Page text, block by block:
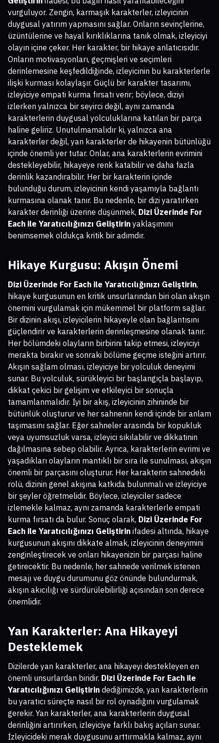
vurguluyor. Zengin, karmaşık karakterler, izleyicinin
duygusal yatırım yapmasını sağlar. Onların sevinçlerine,
üzüntülerine ve hayal kırıklıklarına tanık olmak, izleyiciyi
olayın içine çeker. Her karakter, bir hikaye anlatıcısıdır.
Onların motivasyonları, geçmişleri ve seçimleri
derinlemesine keşfedildiğinde, izleyicinin bu karakterlerle
ilişki kurması kolaylaşır. Güçlü bir karakter tasarımı,
izleyiciye empati kurma fırsatı verir; böylece, diziyi
izlerken yalnızca bir seyirci değil, aynı zamanda
karakterlerin duygusal yolculuklarına katılan bir parça
haline geliriz. Unutulmamalıdır ki, yalnızca ana
karakterler değil, yan karakterler de hikayenin bütünlüğü
içinde önemli yer tutar. Onlar, ana karakterlerin evrimini
destekleyebilir, hikayeye renk katabilir ve daha fazla
derinlik kazandırabilir. Her bir karakterin içinde
bulunduğu durum, izleyicinin kendi yaşamıyla bağlantı
kurmasına olanak tanır. Bu nedenle, bir dizi yaratırken
karakter derinliği üzerine düşünmek, Dizi Üzerinde For
Each ile Yaratıcılığınızı Geliştirin yaklaşımını
benimsemek oldukça kritik bir adımdır.
Hikaye Kurgusu: Akışın Önemi
Dizi Üzerinde For Each ile Yaratıcılığınızı Geliştirin,
hikaye kurgusunun en kritik unsurlarından biri olan akışın
önemini vurgulamak için mükemmel bir platform sağlar.
Bir dizinin akışı, izleyicilerin hikayeyle olan bağlantısını
güçlendirir ve karakterlerin derinleşmesine olanak tanır.
Her bölümdeki olayların birbirini takip etmesi, izleyiciyi
merakta bırakır ve sonraki bölüme geçme isteğini artırır.
Akışın sağlam olması, izleyiciye bir yolculuk deneyimi
sunar. Bu yolculuk, sürükleyici bir başlangıçla başlayıp,
dikkat çekici bir gelişim ve etkileyici bir sonuçla
tamamlanmalıdır. İyi bir akış, izleyicinin zihininde bir
bütünlük oluşturur ve her sahnenin kendi içinde bir anlam
taşımasını sağlar. Eğer sahneler arasında bir kopukluk
veya uyumsuzluk varsa, izleyici sıkılabilir ve dikkatinin
dağılmasına sebep olabilir. Ayrıca, karakterlerin evrimi ve
yaşadıkları olayların mantıklı bir sıra ile sunulması, akışın
önemli bir parçasını oluşturur. Her karakterin sahnedeki
rolü, dizinin genel akışına katkıda bulunmalı ve izleyiciye
bir şeyler öğretmelidir. Böylece, izleyiciler sadece
izlemekle kalmaz, aynı zamanda karakterlerle empati
kurma fırsatı da bulur. Sonuç olarak, Dizi Üzerinde For
Each ile Yaratıcılığınızı Geliştirin ifadesi altında, hikaye
kurgusunun akışını dikkate almak, izleyicinin deneyimini
zenginleştirecek ve onları hikayenizin bir parçası haline
getirecektir. Bu nedenle, her sahnede verilmek istenen
mesajı ve duygu durumunu göz önünde bulundurmak,
akışın akıcılığı ve sürdürülebilirliği açısından son derece
önemlidir.
Yan Karakterler: Ana Hikayeyi
Desteklemek
Dizilerde yan karakterler, ana hikayeyi destekleyen en
önemli unsurlardan biridir. Dizi Üzerinde For Each ile
Yaratıcılığınızı Geliştirin dediğimizde, yan karakterlerin
bu yaratıcı süreçte nasıl bir rol oynadığını vurgulamak
gerekir. Yan karakterler, ana karakterlerin duygusal
derinliğini artırırken, izleyiciye farklı bakış açıları sunar.
İzleyicideki merak duygusunu arttırmakla kalmaz, aynı